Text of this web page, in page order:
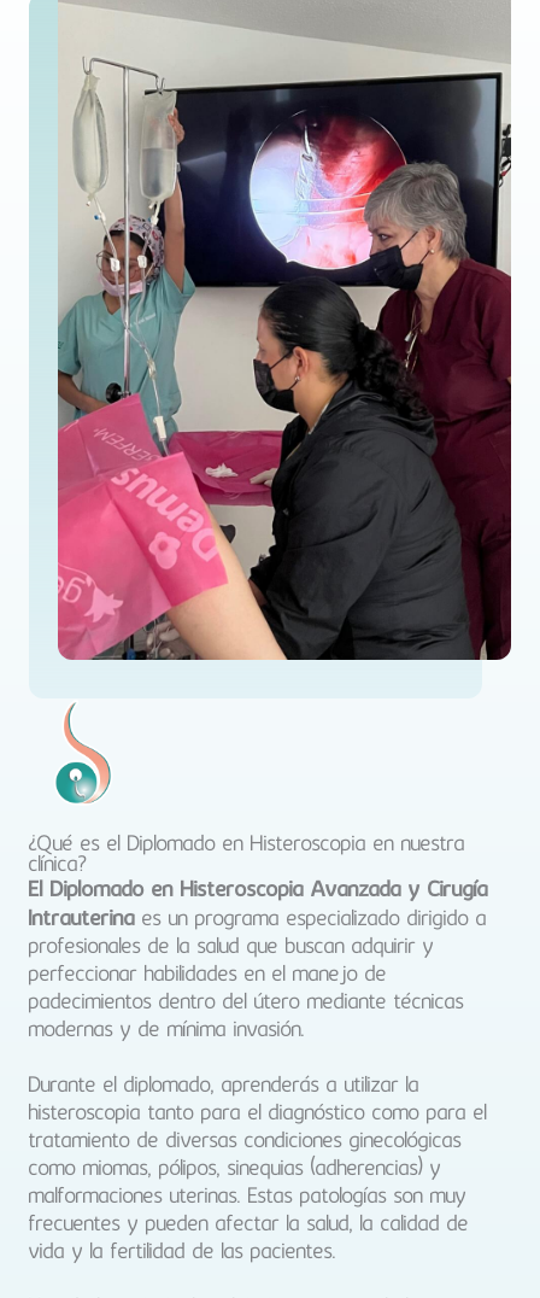
¿Qué es el Diplomado en Histeroscopia en nuestra
clínica?
El Diplomado en Histeroscopia Avanzada y Cirugía
Intrauterina es un programa especializado dirigido a
profesionales de la salud que buscan adquirir y
perfeccionar habilidades en el manejo de
padecimientos dentro del útero mediante técnicas
modernas y de mínima invasión.
Durante el diplomado, aprenderás a utilizar la
histeroscopia tanto para el diagnóstico como para el
tratamiento de diversas condiciones ginecológicas
como miomas, pólipos, sinequias (adherencias) y
malformaciones uterinas. Estas patologías son muy
frecuentes y pueden afectar la salud, la calidad de
vida y la fertilidad de las pacientes.